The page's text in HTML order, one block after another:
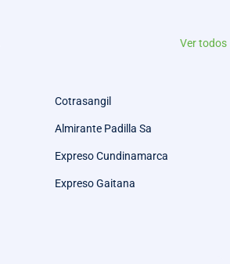
Ver todos
Cotrasangil
Almirante Padilla Sa
Expreso Cundinamarca
Expreso Gaitana